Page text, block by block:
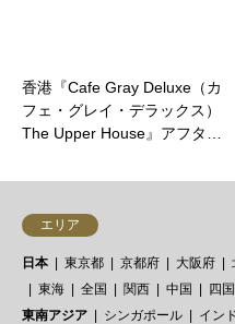
香港『Cafe Gray Deluxe（カ
フェ・グレイ・デラックス）
The Upper House』アフタ…
エリア
日本 東京都 京都府 大阪府
東海
全国 関西 中国 四国
東南アジア
シンガポール イン